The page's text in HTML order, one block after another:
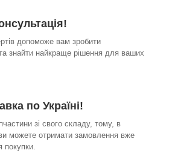
допоможе вам зробити
знайти найкраще рішення для ваших
по Україні!
зі свого складу, тому, в
можете отримати замовлення вже
покупки.